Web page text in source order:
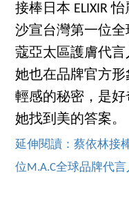
接棒日本 ELIXIR
沙宣台灣第一位
蔻亞太區護膚代言
她也在品牌官方
輕感的秘密，是
她找到美的答案。
延伸閱讀：蔡依林接
位M.A.C全球品牌代